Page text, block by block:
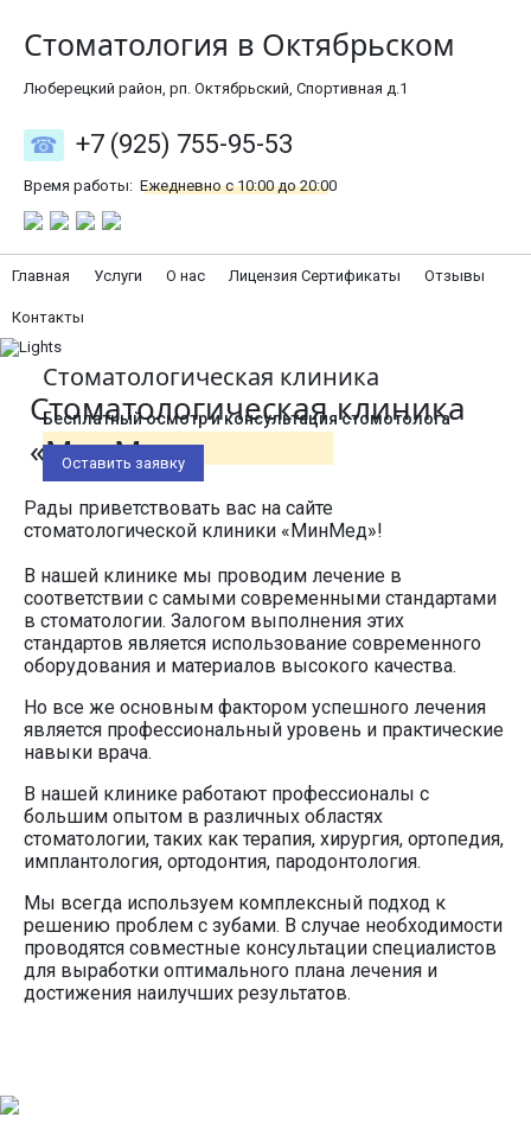
Стоматология в Октябрьском
Люберецкий район, рп. Октябрьский, Спортивная д.1
+7 (925) 755-95-53
Время работы: Ежедневно с 10:00 до 20:00
Главная Услуги О нас Лицензия Сертификаты Отзывы
Контакты
Стоматологическая клиника
Бесплатный осмотр и консультация стомотолога
Оставить заявку
Стоматологическая клиника
«МинМед»
Рады приветствовать вас на сайте
стоматологической клиники «МинМед»!
В нашей клинике мы проводим лечение в
соответствии с самыми современными стандартами
в стоматологии. Залогом выполнения этих
стандартов является использование современного
оборудования и материалов высокого качества.
Но все же основным фактором успешного лечения
является профессиональный уровень и практические
навыки врача.
В нашей клинике работают профессионалы с
большим опытом в различных областях
стоматологии, таких как терапия, хирургия, ортопедия,
имплантология, ортодонтия, пародонтология.
Мы всегда используем комплексный подход к
решению проблем с зубами. В случае необходимости
проводятся совместные консультации специалистов
для выработки оптимального плана лечения и
достижения наилучших результатов.